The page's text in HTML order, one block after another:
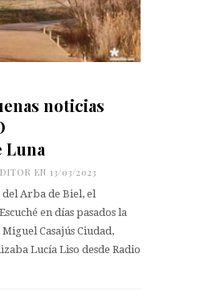
noticias
Luna
EN 13/03/2023
Arba de Biel, el
en días pasados la
Casajús Ciudad,
Lucía Liso desde Radio